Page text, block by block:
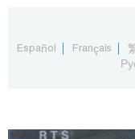
Русский
Français
Español